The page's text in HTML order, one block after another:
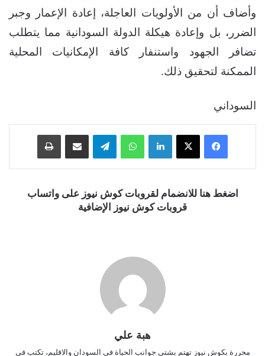
وأضاف أن من الأولويات العاجلة، إعادة الإعمار وجبر
الضرر، بل وإعادة هيكلة الدولة السودانية مما يتطلب
تضافر الجهود واستنفار كافة الإمكانيات المحلية
الممكنة لتحقيق ذلك.
السوداني
فيسبوك ‫X لينكدإن واتساب تيلقرام
اضغط هنا للانضمام لقروبات كوش نيوز على واتساب
قروبات كوش نيوز الإضافية
هبة علي
محررة بكوش نيوز تهتم بشتى جوانب الحياة في السودان والاقليم، تكتب في